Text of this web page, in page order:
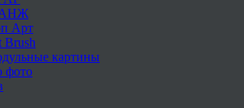
Арт
Brush
картины
фото